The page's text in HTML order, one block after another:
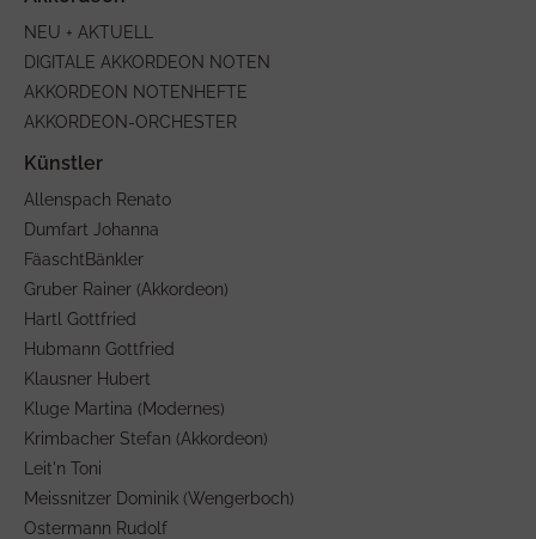
NEU + AKTUELL
DIGITALE AKKORDEON NOTEN
AKKORDEON NOTENHEFTE
AKKORDEON-ORCHESTER
Allenspach Renato
Dumfart Johanna
FäaschtBänkler
Gruber Rainer (Akkordeon)
Hartl Gottfried
Hubmann Gottfried
Klausner Hubert
Kluge Martina (Modernes)
Krimbacher Stefan (Akkordeon)
Leit'n Toni
Meissnitzer Dominik (Wengerboch)
Ostermann Rudolf